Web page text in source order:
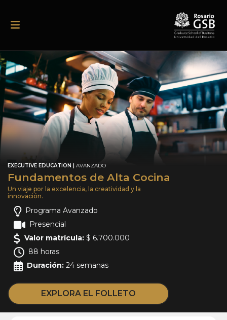
EXECUTIVE EDUCATION | AVANZADO
Fundamentos de Alta Cocina
Un viaje por la excelencia, la creatividad y la
innovación.
Programa Avanzado
Presencial
Valor matrícula:$ 6.700.000
88 horas
Duración: 24 semanas
EXPLORA EL FOLLETO